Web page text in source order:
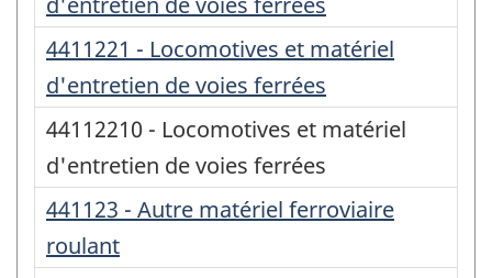
4411221 - Locomotives et matériel
d'entretien de voies ferrées
44112210 - Locomotives et matériel
d'entretien de voies ferrées
441123 - Autre matériel ferroviaire
roulant